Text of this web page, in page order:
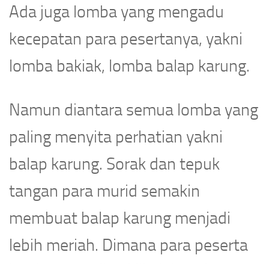
Ada juga lomba yang mengadu
kecepatan para pesertanya, yakni
lomba bakiak, lomba balap karung.
Namun diantara semua lomba yang
paling menyita perhatian yakni
balap karung. Sorak dan tepuk
tangan para murid semakin
membuat balap karung menjadi
lebih meriah. Dimana para peserta